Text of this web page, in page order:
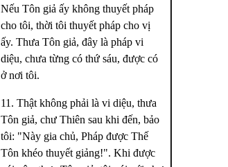
Nếu Tôn giả ấy không thuyết pháp
cho tôi, thời tôi thuyết pháp cho vị
ấy. Thưa Tôn giả, đây là pháp vi
diệu, chưa từng có thứ sáu, được có
ở nơi tôi.
11. Thật không phải là vi diệu, thưa
Tôn giả, chư Thiên sau khi đến, bảo
tôi: "Này gia chủ, Pháp được Thế
Tôn khéo thuyết giảng!". Khi được